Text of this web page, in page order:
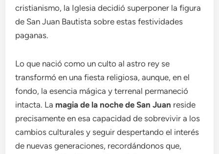
cristianismo, la Iglesia decidió superponer la figura
de San Juan Bautista sobre estas festividades
paganas.
Lo que nació como un culto al astro rey se
transformó en una fiesta religiosa, aunque, en el
fondo, la esencia mágica y terrenal permaneció
intacta. La magia de la noche de San Juan reside
precisamente en esa capacidad de sobrevivir a los
cambios culturales y seguir despertando el interés
de nuevas generaciones, recordándonos que,